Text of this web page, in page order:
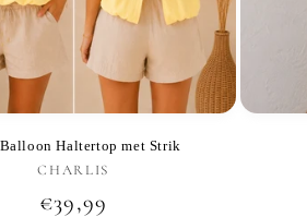
Haltertop met Strik
Verkoper:
CHARLIS
Normale
€39,99